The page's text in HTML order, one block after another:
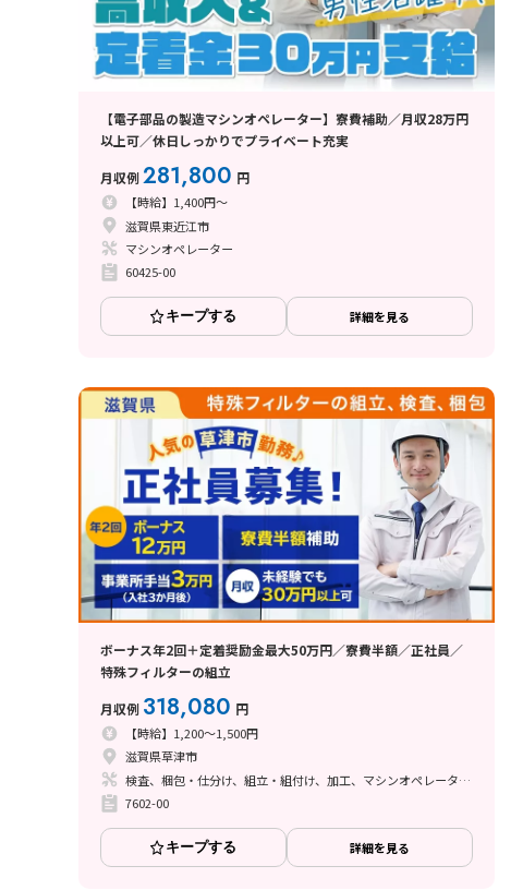
【電子部品の製造マシンオペレーター】寮費補助／月収28万円
以上可／休日しっかりでプライベート充実
月収例281,800 円
【時給】1,400円～
滋賀県東近江市
マシンオペレーター
60425-00
キープする 詳細を見る
ボーナス年2回＋定着奨励金最大50万円／寮費半額／正社員／
特殊フィルターの組立
月収例 318,080 円
【時給】1,200～1,500円
滋賀県草津市
検査、梱包・仕分け、組立・組付け、加工、マシンオペレーター、立ち作業
7602-00
キープする 詳細を見る